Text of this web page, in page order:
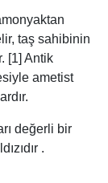
taş sahibinin
[1] Antik
ametist
değerli bir
.